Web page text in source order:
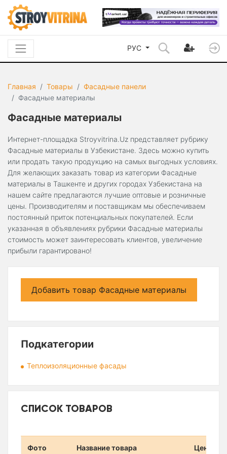
РУС
Главная Товары
Фасадные панели
Фасадные материалы
Фасадные материалы
Интернет-площадка Stroyvitrina.Uz представляет рубрику
Фасадные материалы в Узбекистане. Здесь можно купить
или продать такую продукцию на самых выгодных условиях.
Для желающих заказать товар из категории Фасадные
материалы в Ташкенте и других городах Узбекистана на
нашем сайте предлагаются лучшие оптовые и розничные
цены. Производителям и поставщикам мы обеспечиваем
постоянный приток потенциальных покупателей. Если
указанная в объявлениях рубрики Фасадные материалы
стоимость может заинтересовать клиентов, увеличение
прибыли гарантировано!
Добавить товар Фасадные материалы
Подкатегории
Теплоизоляционные фасады
СПИСОК ТОВАРОВ
Фото Название товара Цена